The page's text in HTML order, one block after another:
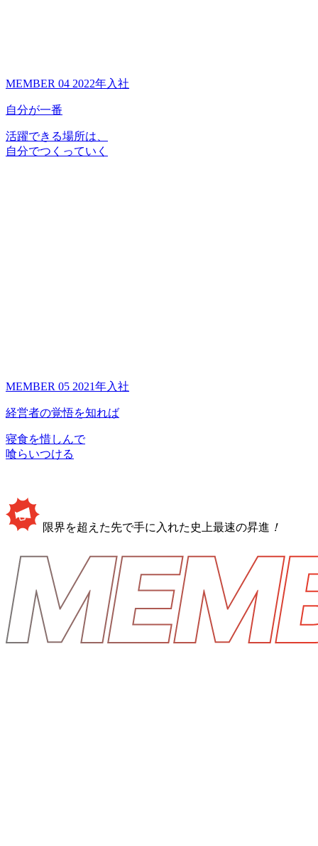
MEMBER 04 2022年入社
自分が一番
活躍できる場所は、
自分でつくっていく
MEMBER 05 2021年入社
経営者の覚悟を知れば
寝食を惜しんで
喰らいつける
限界を超えた先で手に入れた史上最速の昇進 ！